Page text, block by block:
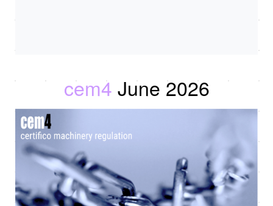
cem4 June 2026